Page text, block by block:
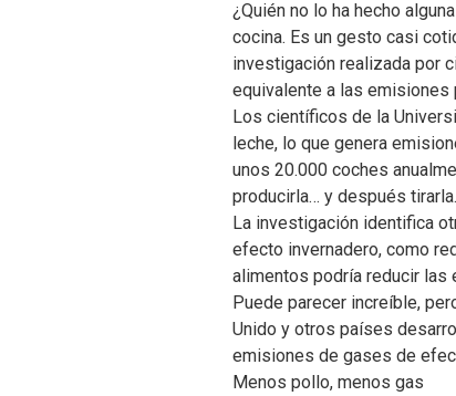
¿Quién no lo ha hecho
cocina. Es un gesto casi
investigación realizada por
equivalente a las
Los científicos de la
leche, lo que genera
unos 20.000 coches
producirla… y después tirarla.
La investigación identifica
efecto invernadero, como
alimentos podría reducir
Puede parecer increíble,
Unido y otros países
emisiones de gases de
Menos pollo, menos gas